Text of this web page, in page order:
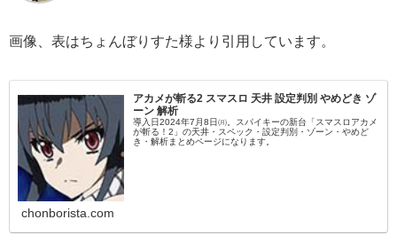
画像、表はちょんぼりすた様より引用しています。
アカメが斬る2 スマスロ 天井 設定判別 やめどき ゾ
ーン 解析
導入日2024年7月8日㈪。スパイキーの新台「スマスロアカメ
が斬る！2」の天井・スペック・設定判別・ゾーン・やめど
き・解析まとめページになります。
chonborista.com